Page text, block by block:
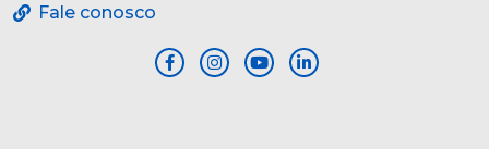
Fale conosco